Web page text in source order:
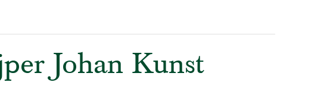
Johan Kunst